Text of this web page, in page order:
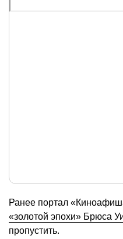
Ранее портал
«золотой эпохи» Брюса
пропустить.